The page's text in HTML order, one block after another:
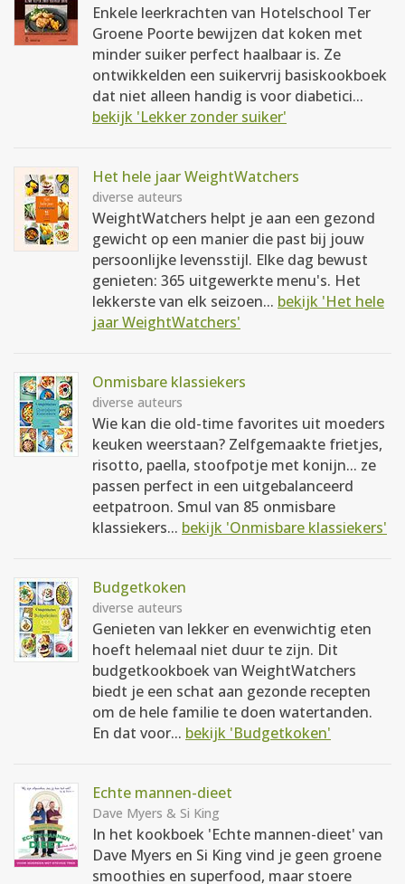
Enkele leerkrachten van Hotelschool Ter
Groene Poorte bewijzen dat koken met
minder suiker perfect haalbaar is. Ze
ontwikkelden een suikervrij basiskookboek
dat niet alleen handig is voor diabetici...
bekijk 'Lekker zonder suiker'
Het hele jaar WeightWatchers
diverse auteurs
WeightWatchers helpt je aan een gezond
gewicht op een manier die past bij jouw
persoonlijke levensstijl. Elke dag bewust
genieten: 365 uitgewerkte menu's. Het
lekkerste van elk seizoen... bekijk 'Het hele
jaar WeightWatchers'
Onmisbare klassiekers
diverse auteurs
Wie kan die old-time favorites uit moeders
keuken weerstaan? Zelfgemaakte frietjes,
risotto, paella, stoofpotje met konijn... ze
passen perfect in een uitgebalanceerd
eetpatroon. Smul van 85 onmisbare
klassiekers... bekijk 'Onmisbare klassiekers'
Budgetkoken
diverse auteurs
Genieten van lekker en evenwichtig eten
hoeft helemaal niet duur te zijn. Dit
budgetkookboek van WeightWatchers
biedt je een schat aan gezonde recepten
om de hele familie te doen watertanden.
En dat voor... bekijk 'Budgetkoken'
Echte mannen-dieet
Dave Myers & Si King
In het kookboek 'Echte mannen-dieet' van
Dave Myers en Si King vind je geen groene
smoothies en superfood, maar stoere